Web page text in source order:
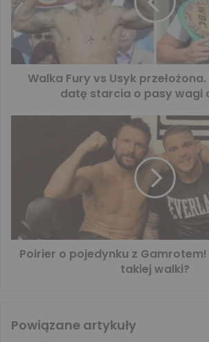
Walka Fury vs Usyk
datę starcia o pasy wagi
Poirier o pojedynku z
takiej walki?
Powiązane artykuły